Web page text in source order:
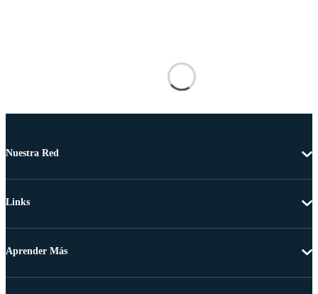
Nuestra Red
Links
Aprender Más